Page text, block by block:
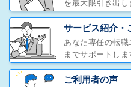
を最大限引き出し
サービス紹介・
あなた専任の転
までサポートしま
ご利用者の声